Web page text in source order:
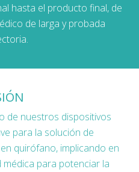
hasta el producto final, de
de larga y probada
de nuestros dispositivos
para la solución de
quirófano, implicando en
para potenciar la